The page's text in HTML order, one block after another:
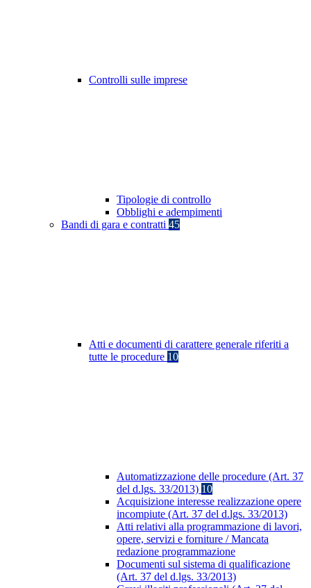
Controlli sulle imprese
Tipologie di controllo
Obblighi e adempimenti
Bandi di gara e contratti 45
Atti e documenti di carattere generale riferiti a
tutte le procedure 10
Automatizzazione delle procedure (Art. 37
del d.lgs. 33/2013) 10
Acquisizione interesse realizzazione opere
incompiute (Art. 37 del d.lgs. 33/2013)
Atti relativi alla programmazione di lavori,
opere, servizi e forniture / Mancata
redazione programmazione
Documenti sul sistema di qualificazione
(Art. 37 del d.lgs. 33/2013)